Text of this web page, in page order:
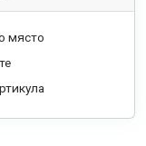
място